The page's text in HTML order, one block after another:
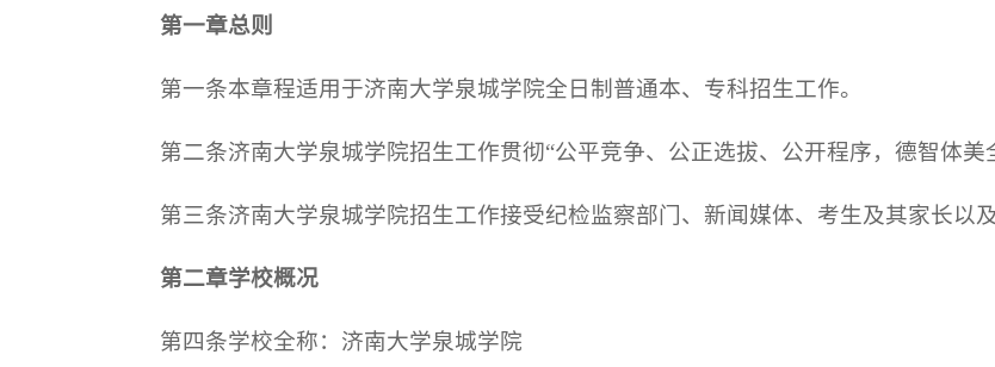
第一章总则
第一条本章程适用于济南大学泉城学院全日制普通本、专科招生工作。
第二条济南大学泉城学院招生工作贯彻“公平竞争、公正选拔、公开程序，德智体美
第三条济南大学泉城学院招生工作接受纪检监察部门、新闻媒体、考生及其家长以
第二章学校概况
第四条学校全称：济南大学泉城学院